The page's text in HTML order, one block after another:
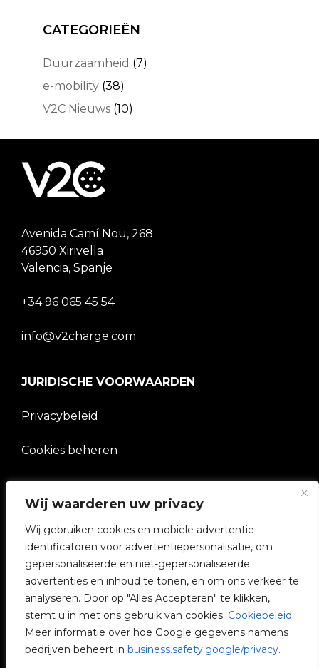
Wij waarderen uw privacy
Wij gebruiken cookies en mobiele advertentie-
identificatoren voor advertentiepersonalisatie, om
gepersonaliseerde en niet-gepersonaliseerde
advertenties en inhoud te tonen, en om ons verkeer te
analyseren. Door op "Alles Accepteren" te klikken,
stemt u in met ons gebruik van cookies. Cookiebeleid.
Meer informatie over hoe Google gegevens namens
bedrijven beheert in business.safety.google/privacy.
CATEGORIEËN
Duurzaamheid (7)
e-mobility (38)
V2C Nieuws (10)
Avenida Camí Nou, 268
46950 Xirivella
Valencia, Spanje
+34 96 065 45 54
info@v2charge.com
JURIDISCHE VOORWAARDEN
Privacybeleid
Cookies beheren
BEDRIJF
V2C Gemeenschap
e-Chargers
V2C Cloud
V2C Payments